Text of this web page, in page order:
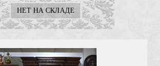
НЕТ НА СКЛАДЕ